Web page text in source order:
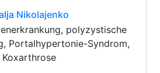
Nikolajenko
polyzystische
Portalhypertonie-Syndrom,
Koxarthrose